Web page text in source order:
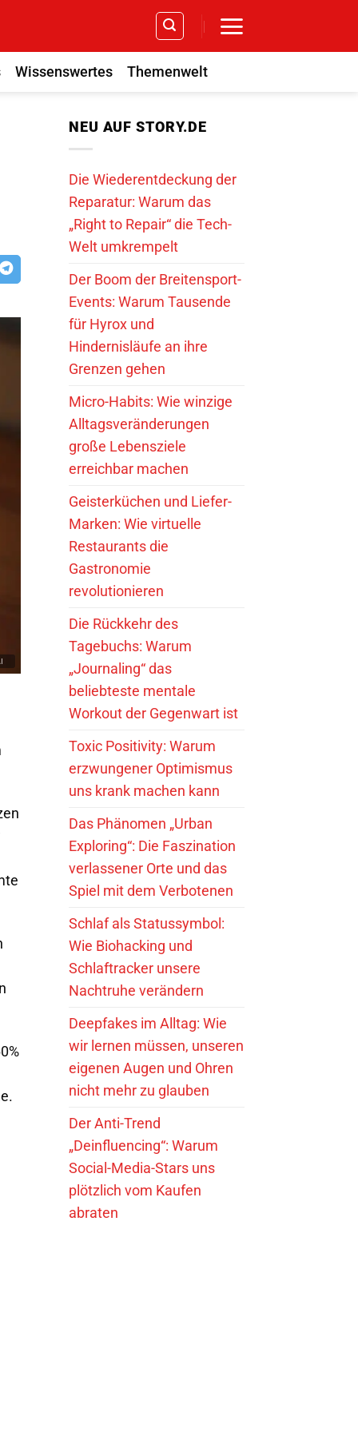
Wissenswertes Themenwelt
NEU AUF STORY.DE
Die Wiederentdeckung der
Reparatur: Warum das
„Right to Repair“ die Tech-
Welt umkrempelt
Der Boom der Breitensport-
Events: Warum Tausende
für Hyrox und
Hindernisläufe an ihre
Grenzen gehen
Micro-Habits: Wie winzige
Alltagsveränderungen
große Lebensziele
erreichbar machen
Geisterküchen und Liefer-
Marken: Wie virtuelle
Restaurants die
Gastronomie
revolutionieren
Die Rückkehr des
Tagebuchs: Warum
„Journaling“ das
beliebteste mentale
Workout der Gegenwart ist
Toxic Positivity: Warum
erzwungener Optimismus
uns krank machen kann
Das Phänomen „Urban
Exploring“: Die Faszination
verlassener Orte und das
Spiel mit dem Verbotenen
Schlaf als Statussymbol:
Wie Biohacking und
Schlaftracker unsere
Nachtruhe verändern
Deepfakes im Alltag: Wie
wir lernen müssen, unseren
eigenen Augen und Ohren
nicht mehr zu glauben
Der Anti-Trend
„Deinfluencing“: Warum
Social-Media-Stars uns
plötzlich vom Kaufen
abraten